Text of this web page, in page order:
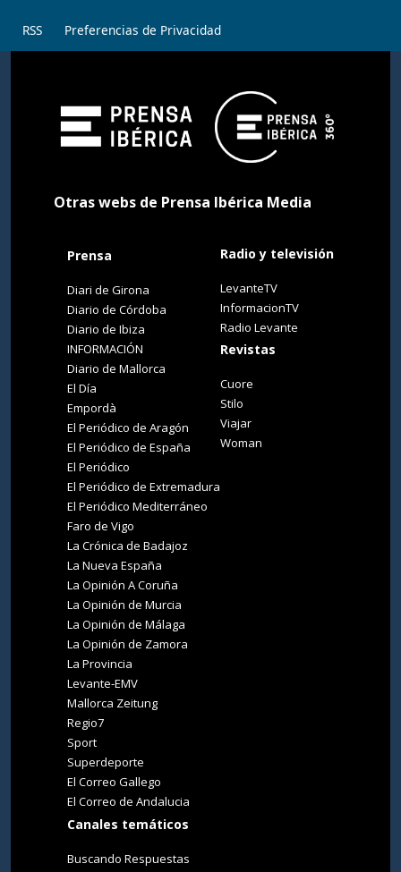
RSS Preferencias de Privacidad
Otras webs de Prensa Ibérica Media
Prensa
Diari de Girona
Diario de Córdoba
Diario de Ibiza
INFORMACIÓN
Diario de Mallorca
El Día
Empordà
El Periódico de Aragón
El Periódico de España
El Periódico
El Periódico de Extremadura
El Periódico Mediterráneo
Faro de Vigo
La Crónica de Badajoz
La Nueva España
La Opinión A Coruña
La Opinión de Murcia
La Opinión de Málaga
La Opinión de Zamora
La Provincia
Levante-EMV
Mallorca Zeitung
Regio7
Sport
Superdeporte
El Correo Gallego
El Correo de Andalucia
Canales temáticos
Buscando Respuestas
Radio y televisión
LevanteTV
InformacionTV
Radio Levante
Revistas
Cuore
Stilo
Viajar
Woman